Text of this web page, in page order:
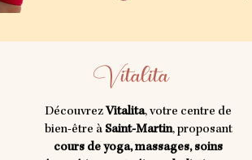
Vitalita
Découvrez Vitalita, votre centre de
bien-être àSaint-Martin, proposant
cours de yoga, massages, soins